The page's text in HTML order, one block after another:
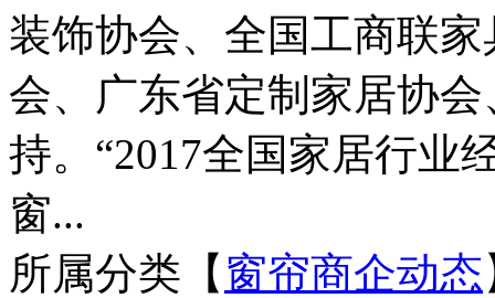
装饰协会、全国工商联
会、广东省定制家居协
持。“2017全国家居行业
窗...
所属分类【 窗帘商企动态